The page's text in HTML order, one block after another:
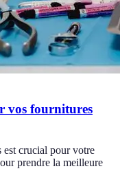
vos fournitures
est crucial pour votre
prendre la meilleure